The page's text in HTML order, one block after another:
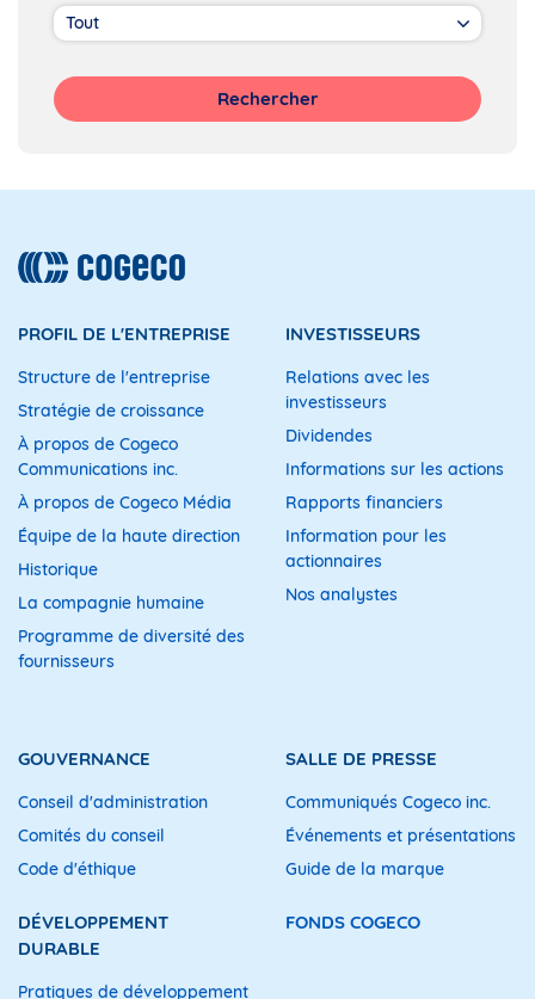
Rechercher
PROFIL DE L'ENTREPRISE
Structure de l'entreprise
Stratégie de croissance
À propos de Cogeco
Communications inc.
À propos de Cogeco Média
Équipe de la haute direction
Historique
La compagnie humaine
Programme de diversité des
fournisseurs
INVESTISSEURS
Relations avec les
investisseurs
Dividendes
Informations sur les actions
Rapports financiers
Information pour les
actionnaires
Nos analystes
GOUVERNANCE
Conseil d'administration
Comités du conseil
Code d'éthique
DÉVELOPPEMENT
DURABLE
Pratiques de développement
SALLE DE PRESSE
Communiqués Cogeco inc.
Événements et présentations
Guide de la marque
FONDS COGECO